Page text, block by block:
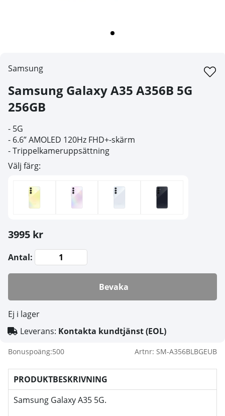
Samsung
Samsung Galaxy A35 A356B 5G
256GB
- 5G
- 6.6” AMOLED 120Hz FHD+-skärm
- Trippelkameruppsättning
Välj färg:
3995 kr
Antal:
Bevaka
Ej i lager
Leverans: Kontakta kundtjänst (EOL)
Bonuspoäng:500 Artnr: SM-A356BLBGEUB
PRODUKTBESKRIVNING
Samsung Galaxy A35 5G.